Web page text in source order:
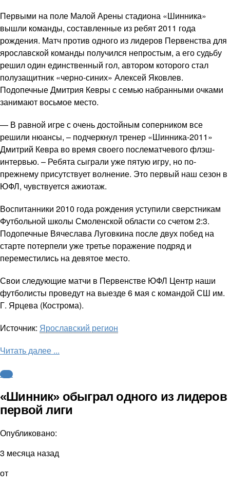
Первыми на поле Малой Арены стадиона «Шинника»
вышли команды, составленные из ребят 2011 года
рождения. Матч против одного из лидеров Первенства для
ярославской команды получился непростым, а его судьбу
решил один единственный гол, автором которого стал
полузащитник «черно-синих» Алексей Яковлев.
Подопечные Дмитрия Кевры с семью набранными очками
занимают восьмое место.
— В равной игре с очень достойным соперником все
решили нюансы, – подчеркнул тренер «Шинника-2011»
Дмитрий Кевра во время своего послематчевого флэш-
интервью. – Ребята сыграли уже пятую игру, но по-
прежнему присутствует волнение. Это первый наш сезон в
ЮФЛ, чувствуется ажиотаж.
Воспитанники 2010 года рождения уступили сверстникам
Футбольной школы Смоленской области со счетом 2:3.
Подопечные Вячеслава Луговкина после двух побед на
старте потерпели уже третье поражение подряд и
переместились на девятое место.
Свои следующие матчи в Первенстве ЮФЛ Центр наши
футболисты проведут на выезде 6 мая с командой СШ им.
Г. Ярцева (Кострома).
Источник: Ярославский регион
Читать далее ...
ФНЛ
«Шинник» обыграл одного из лидеров
первой лиги
Опубликовано:
3 месяца назад
от